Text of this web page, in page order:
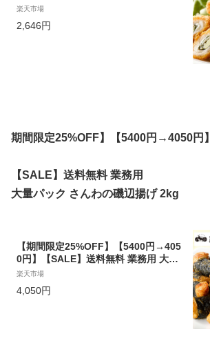
パック チーズチキン大葉巻き 1kg 創
理 フライ
楽天市場
2,646円
期間限定25%OFF】【5400円→4050円】
【SALE】送料無料 業務用
大量パック さんわの磯辺揚げ 2kg
【期間限定25%OFF】【5400円→405
0円】【SALE】送料無料 業務用 大量
パック さんわの磯辺揚げ 2kg 創業明
単調理 唐揚げ お取り寄せ おつまみ
楽天市場
4,050円